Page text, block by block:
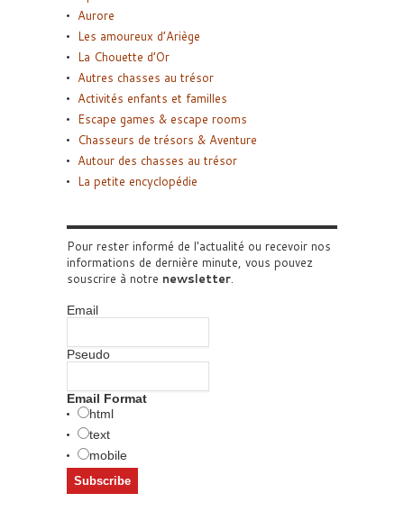
Aurore
Les amoureux d’Ariège
La Chouette d’Or
Autres chasses au trésor
Activités enfants et familles
Escape games & escape rooms
Chasseurs de trésors & Aventure
Autour des chasses au trésor
La petite encyclopédie
Pour rester informé de l'actualité ou recevoir nos
informations de dernière minute, vous pouvez
souscrire à notre newsletter.
Email
Pseudo
Email Format
html
text
mobile